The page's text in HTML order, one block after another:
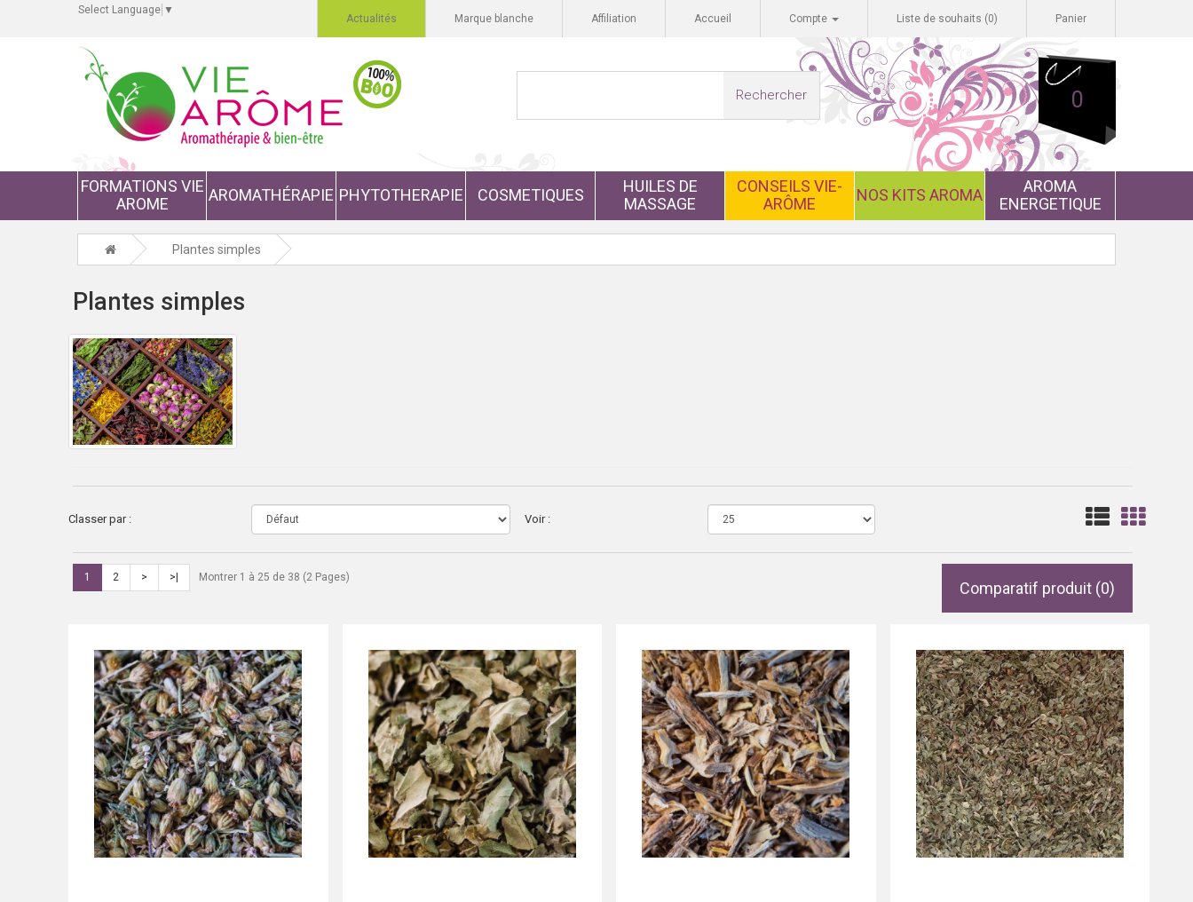
Select Language ▼
Actualités Marque blanche Affiliation Accueil Compte Liste de souhaits (0) Panier
0
Rechercher
FORMATIONS VIE
AROME
AROMATHÉRAPIE PHYTOTHERAPIE COSMETIQUES
HUILES DE
MASSAGE
CONSEILS VIE-
ARÔME
NOS KITS AROMA
AROMA
ENERGETIQUE
Plantes simples
Plantes simples
Classer par : Voir :
1 2 > >| Montrer 1 à 25 de 38 (2 Pages)
Comparatif produit (0)